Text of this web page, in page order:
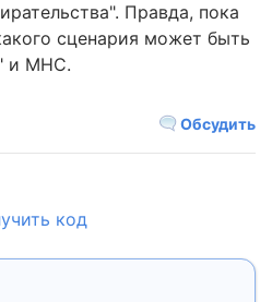
Правда, пока
сценария может быть
и МНС.
Обсудить
код